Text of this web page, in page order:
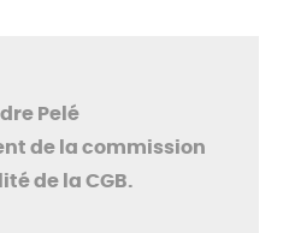
Pelé
de la commission
de la CGB.